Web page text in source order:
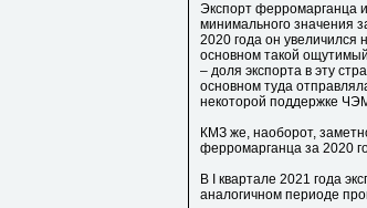
Экспорт ферромарганца
минимального значения
2020 года он
основном такой
– доля экспорта в эту
основном туда
некоторой поддержке
КМЗ же, наоборот,
ферромарганца за 2020
В I квартале 2021 года
аналогичном периоде